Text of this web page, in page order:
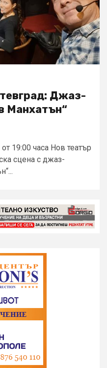
Джаз-
Манхатън“
19:00 часа Нов театър
сцена с джаз-